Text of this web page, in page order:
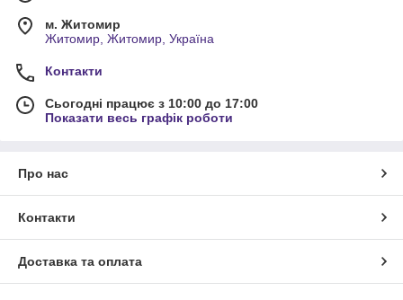
м. Житомир
Житомир, Житомир, Україна
Контакти
Сьогодні працює з 10:00 до 17:00
Показати весь графік роботи
Про нас
Контакти
Доставка та оплата